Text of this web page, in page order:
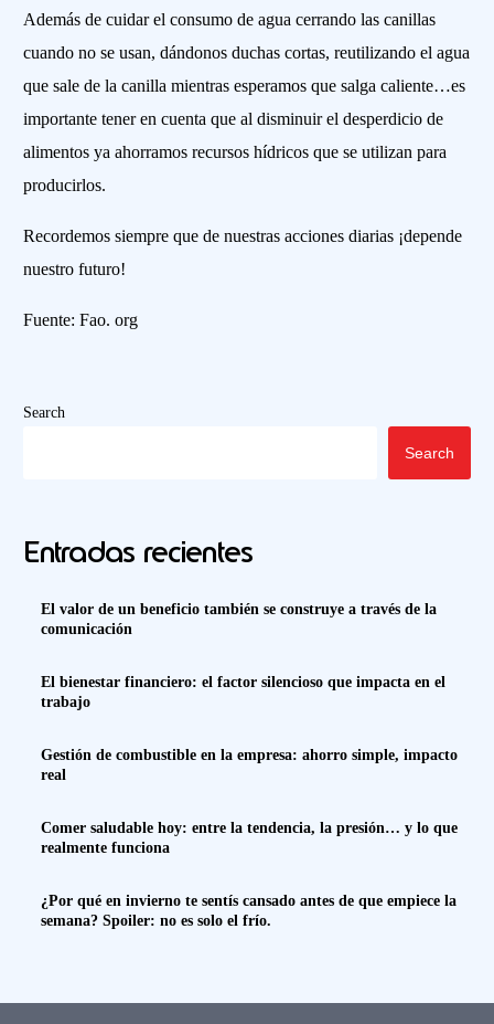
Además de cuidar el consumo de agua cerrando las canillas
cuando no se usan, dándonos duchas cortas, reutilizando el agua
que sale de la canilla mientras esperamos que salga caliente…es
importante tener en cuenta que al disminuir el desperdicio de
alimentos ya ahorramos recursos hídricos que se utilizan para
producirlos.
Recordemos siempre que de nuestras acciones diarias ¡depende
nuestro futuro!
Fuente: Fao. org
Search
Search
Entradas recientes
El valor de un beneficio también se construye a través de la
comunicación
El bienestar financiero: el factor silencioso que impacta en el
trabajo
Gestión de combustible en la empresa: ahorro simple, impacto
real
Comer saludable hoy: entre la tendencia, la presión… y lo que
realmente funciona
¿Por qué en invierno te sentís cansado antes de que empiece la
semana? Spoiler: no es solo el frío.